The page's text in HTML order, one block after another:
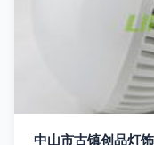
中山市古镇创品灯